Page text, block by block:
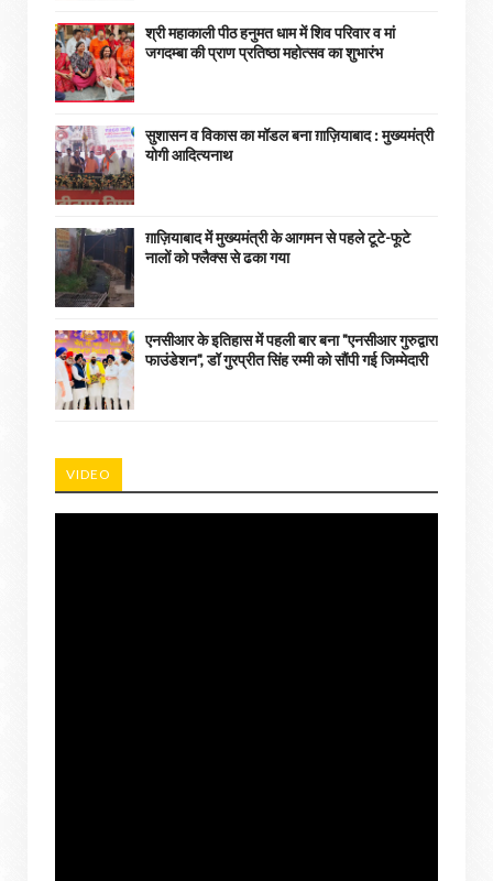
श्री महाकाली पीठ हनुमत धाम में शिव परिवार व मां
जगदम्बा की प्राण प्रतिष्ठा महोत्सव का शुभारंभ
सुशासन व विकास का मॉडल बना ग़ाज़ियाबाद : ​मुख्यमंत्री
योगी आदित्यनाथ
ग़ाज़ियाबाद में मुख्यमंत्री के आगमन से पहले टूटे-फूटे
नालों को फ्लैक्स से ढका गया
एनसीआर के इतिहास में पहली बार बना "एनसीआर गुरुद्वारा
फाउंडेशन", डॉ गुरप्रीत सिंह रम्मी को सौंपी गई जिम्मेदारी
VIDEO